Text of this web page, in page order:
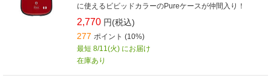
に使えるビビッドカラーのPureケースが仲間入り！
2,770 円(税込)
277 ポイント (10%)
最短 8/11(火) にお届け
在庫あり